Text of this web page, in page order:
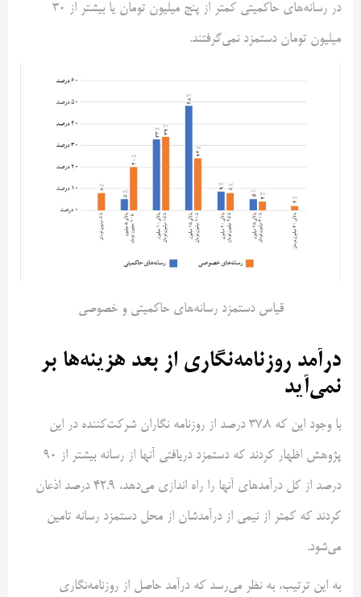
در رسانه‌های حاکمیتی کمتر از پنج میلیون تومان یا بیشتر از ۳۰
میلیون تومان دستمزد نمی‌گرفتند.
قیاس دستمزد رسانه‌های حاکمیتی و خصوصی
درآمد روزنامه‌نگاری از بعد هزینه‌ها بر
نمی‌آید
با وجود این که 37.8 درصد از روزنامه نگاران شرکت‌کننده در این
پژوهش اظهار کردند که دستمزد دریافتی آنها از رسانه بیشتر از 90
درصد از کل درآمدهای آنها را راه اندازی می‌دهد، ۴۲.۹ درصد اذعان
کردند که کمتر از نیمی از درآمدشان از محل دستمزد رسانه تامین
می‌شود.
به این ترتیب، به نظر می‌رسد که درآمد حاصل از روزنامه‌نگاری